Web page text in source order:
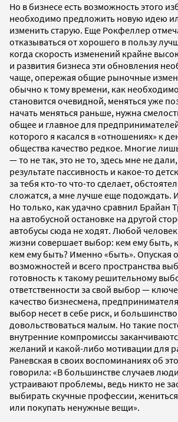
Но в бизнесе есть возможность этого
необходимо предложить новую идею
изменить старую. Еще Рокфеллер
отказываться от хорошего в пользу
когда скорость изменений крайне
и развития бизнеса эти обновления
чаще, опережая общие рыночные
обычно к тому времени, как
становится очевидной, меняться уже
начать меняться раньше, нужна
общее и главное для
которого я касался в «отношениях» к
общества качество редкое. Многие
— то не так, это не то, здесь мне не
результате пассивность и какое-то
за тебя кто-то что-то сделает,
сложатся, а мне лучше еще подождать.
Но только, как удачно сравнил Брайан
на автобусной остановке на другой
автобусы сюда не ходят. Любой
жизни совершает выбор: кем ему быть,
кем ему быть? Именно «быть». Опуская
возможностей и всего пространства
готовность к такому решительному
ответственности за свой выбор —
качество бизнесмена,
выбор несет в себе риск, и
довольствоваться малым. Но такие
внутренние компромиссы
желаний и какой-либо мотивации для
Раневская в своих воспоминаниях об
говорила: «В большинстве случаев
устраивают проблемы, ведь никто не
выбирать скучные профессии,
или покупать ненужные вещи».